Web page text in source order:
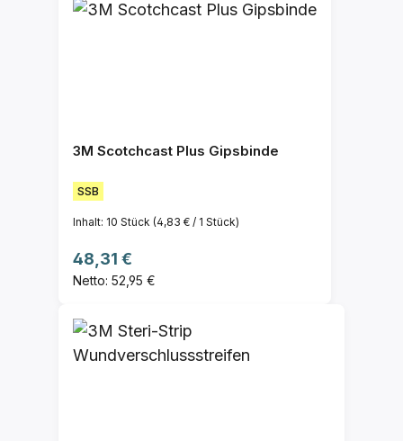
3M Scotchcast Plus Gipsbinde
SSB
Inhalt: 10 Stück (4,83 € / 1 Stück)
Regulärer Preis:
48,31 €
Netto: 52,95 €